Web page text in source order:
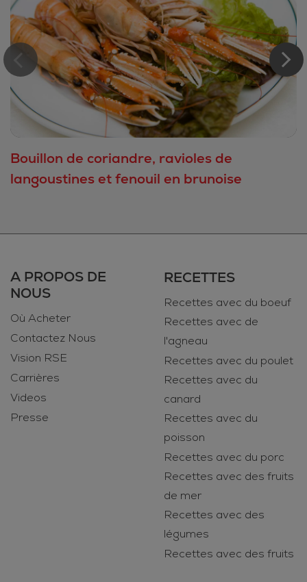
Bouillon de coriandre, ravioles de
langoustines et fenouil en brunoise
A PROPOS DE
NOUS
Où Acheter
Contactez Nous
Vision RSE
Carrières
Videos
Presse
RECETTES
Recettes avec du boeuf
Recettes avec de
l'agneau
Recettes avec du poulet
Recettes avec du
canard
Recettes avec du
poisson
Recettes avec du porc
Recettes avec des fruits
de mer
Recettes avec des
légumes
Recettes avec des fruits